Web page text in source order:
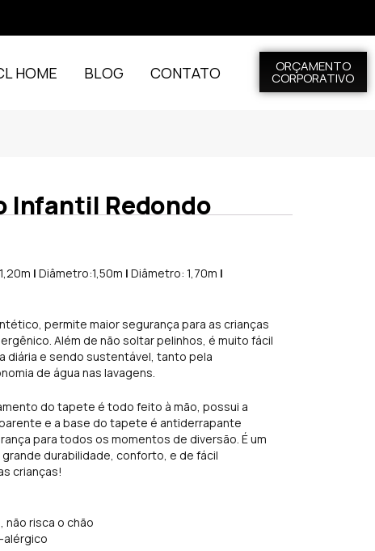
HOME BLOG CONTATO ORÇAMENTO
CORPORATIVO
Infantil Redondo
| Diâmetro:1,50m | Diâmetro: 1,70m |
permite maior segurança para as crianças
Além de não soltar pelinhos, é muito fácil
diária e sendo sustentável, tanto pela
de água nas lavagens.
do tapete é todo feito à mão, possui a
e a base do tapete é antiderrapante
para todos os momentos de diversão. É um
durabilidade, conforto, e de fácil
crianças!
não risca o chão
alérgico